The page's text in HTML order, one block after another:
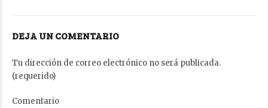
DEJA UN COMENTARIO
Tu dirección de correo electrónico no será publicada.
(requerido)
Comentario